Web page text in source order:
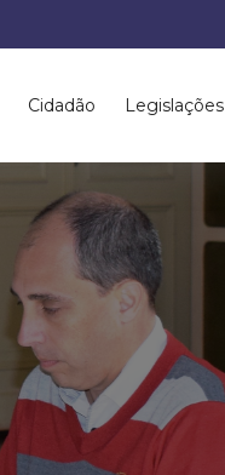
Cidadão Legislações